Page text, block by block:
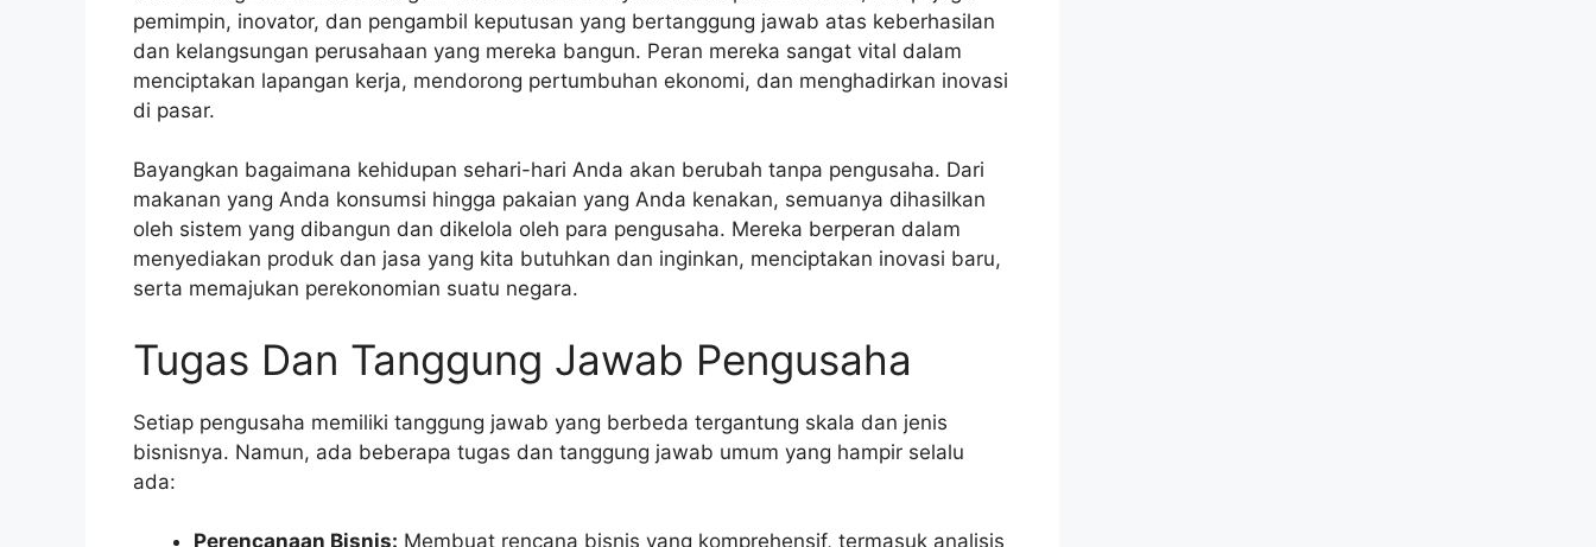
pemimpin, inovator, dan pengambil keputusan yang bertanggung jawab atas keberhasilan
dan kelangsungan perusahaan yang mereka bangun. Peran mereka sangat vital dalam
menciptakan lapangan kerja, mendorong pertumbuhan ekonomi, dan menghadirkan inovasi
di pasar.
Bayangkan bagaimana kehidupan sehari-hari Anda akan berubah tanpa pengusaha. Dari
makanan yang Anda konsumsi hingga pakaian yang Anda kenakan, semuanya dihasilkan
oleh sistem yang dibangun dan dikelola oleh para pengusaha. Mereka berperan dalam
menyediakan produk dan jasa yang kita butuhkan dan inginkan, menciptakan inovasi baru,
serta memajukan perekonomian suatu negara.
Tugas Dan Tanggung Jawab Pengusaha
Setiap pengusaha memiliki tanggung jawab yang berbeda tergantung skala dan jenis
bisnisnya. Namun, ada beberapa tugas dan tanggung jawab umum yang hampir selalu
ada:
Perencanaan Bisnis: Membuat rencana bisnis yang komprehensif, termasuk analisis